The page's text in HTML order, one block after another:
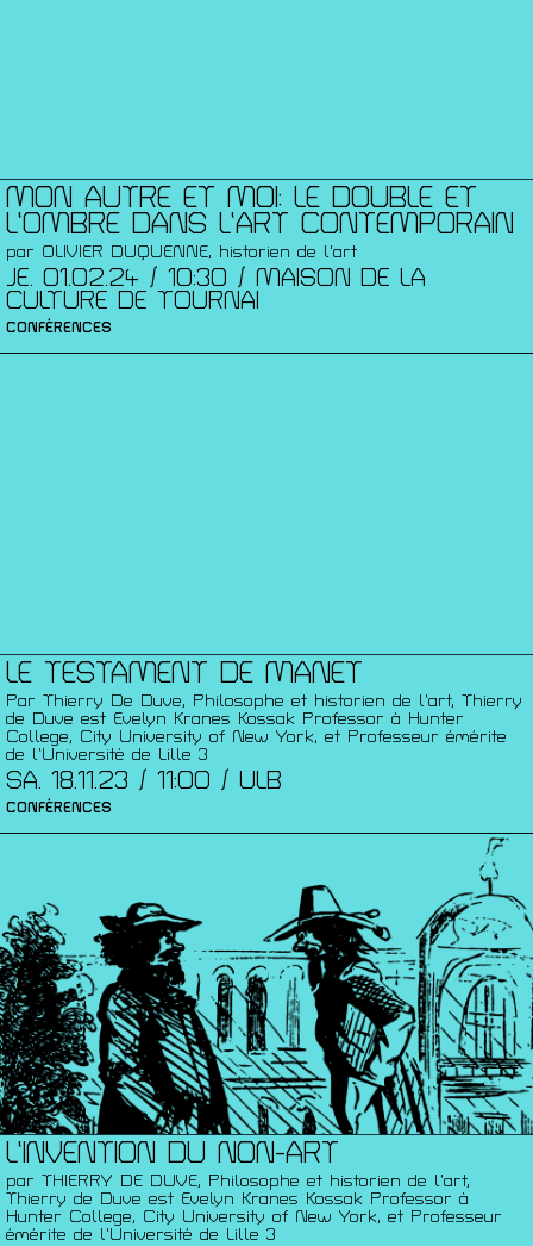
MON AUTRE ET MOI: LE DOUBLE ET
L’OMBRE DANS L’ART CONTEMPORAIN
par OLIVIER DUQUENNE, historien de l'art
JE. 01.02.24 / 10:30 / MAISON DE LA
CULTURE DE TOURNAI
CONFÉRENCES
LE TESTAMENT DE MANET
Par Thierry De Duve, Philosophe et historien de l’art, Thierry
de Duve est Evelyn Kranes Kossak Professor à Hunter
College, City University of New York, et Professeur émérite
de l’Université de Lille 3
SA. 18.11.23 / 11:00 / ULB
CONFÉRENCES
L’INVENTION DU NON-ART
par THIERRY DE DUVE, Philosophe et historien de l’art,
Thierry de Duve est Evelyn Kranes Kossak Professor à
Hunter College, City University of New York, et Professeur
émérite de l’Université de Lille 3